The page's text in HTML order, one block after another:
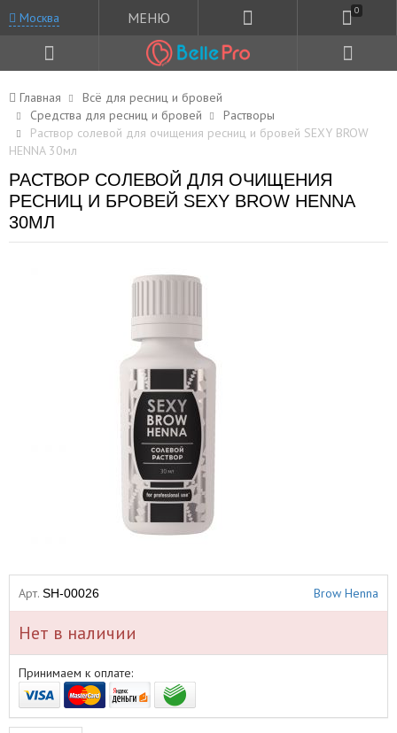
Москва МЕНЮ 0
Главная
Всё для ресниц и бровей
Средства для ресниц и бровей
Растворы
Раствор солевой для очищения ресниц и бровей SEXY BROW
HENNA 30мл
РАСТВОР СОЛЕВОЙ ДЛЯ ОЧИЩЕНИЯ
РЕСНИЦ И БРОВЕЙ SEXY BROW HENNA
30МЛ
Арт. SH-00026 Brow Henna
Нет в наличии
Принимаем к оплате: